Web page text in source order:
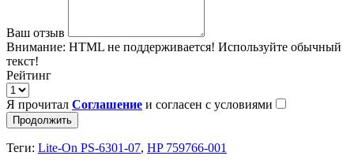
Ваш отзыв
Внимание: HTML не поддерживается! Используйте обычный
текст!
Рейтинг
Я прочитал Соглашение и согласен с условиями
Продолжить
Теги: Lite-On PS-6301-07, HP 759766-001